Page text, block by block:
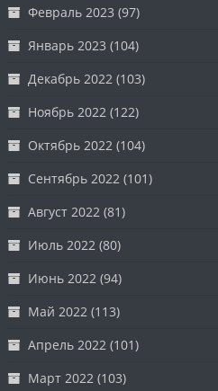
Февраль 2023 (97)
Январь 2023 (104)
Декабрь 2022 (103)
Ноябрь 2022 (122)
Октябрь 2022 (104)
Сентябрь 2022 (101)
Август 2022 (81)
Июль 2022 (80)
Июнь 2022 (94)
Май 2022 (113)
Апрель 2022 (101)
Март 2022 (103)